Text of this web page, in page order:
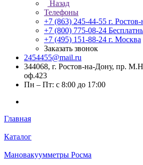
Назад
Телефоны
+7 (863) 245-44-55 г.
+7 (800) 775-08-24
+7 (495) 151-88-24 г. Москва
Заказать звонок
2454455@mail.ru
344068, г. Ростов-на-Дону, пр.
оф.423
Пн – Пт: с 8:00 до 17:00
Главная
Каталог
Мановакуумметры Росма